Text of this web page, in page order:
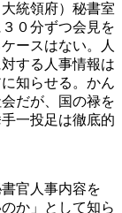
統領府）秘書室
０分ずつ会見を
ースはない。人
する人事情報は
知らせる。かん
だが、国の禄を
一投足は徹底的
官人事内容を
か」として知ら